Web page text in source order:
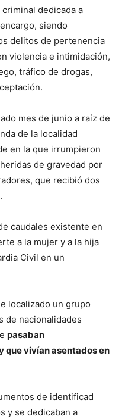
dedicada a
siendo
delitos de pertenencia
violencia e intimidación,
tráfico de drogas,
mes de junio a raíz de
de la localidad
en la que irrumpieron
de gravedad por
que recibió dos
caudales existente en
a la mujer y a la hija
Civil en un
localizado un grupo
de nacionalidades
pasaban
que vivían asentados en
de identificad
y se dedicaban a